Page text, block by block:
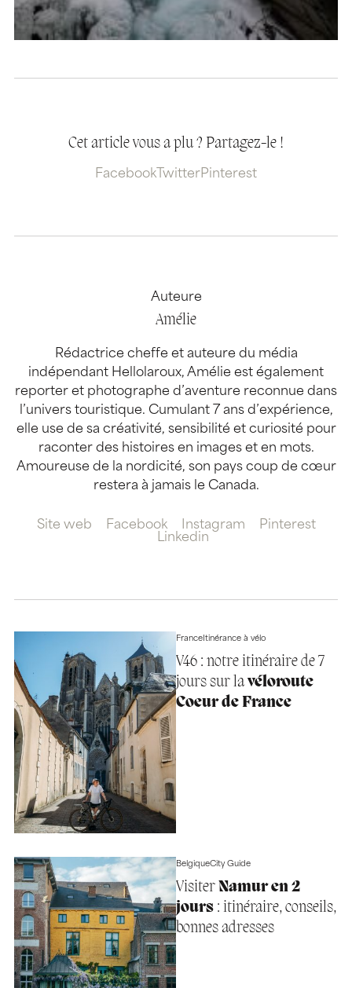
Cet article vous a plu ? Partagez-le !
Facebook TwitterPinterest
Auteure
Amélie
Rédactrice cheffe et auteure du média
indépendant Hellolaroux, Amélie est également
reporter et photographe d’aventure reconnue dans
l’univers touristique. Cumulant 7 ans d’expérience,
elle use de sa créativité, sensibilité et curiosité pour
raconter des histoires en images et en mots.
Amoureuse de la nordicité, son pays coup de cœur
restera à jamais le Canada.
Site web Facebook Instagram
Pinterest
Linkedin
FranceItinérance à vélo
V46 : notre itinéraire de 7
jours sur lavéloroute
Coeur de France
BelgiqueCity Guide
Visiter Namur en 2
jours: itinéraire, conseils,
bonnes adresses